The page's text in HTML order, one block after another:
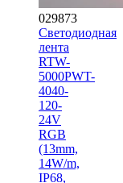
029873
Светодиодная
лента
RTW-
5000PWT-
4040-
120-
24V
RGB
(13mm,
14W/m,
IP68,